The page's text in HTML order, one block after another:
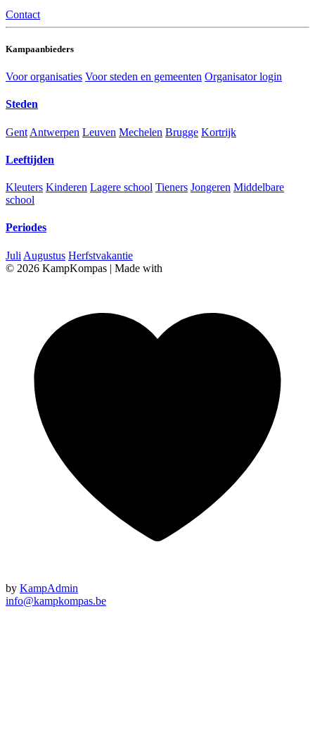
Contact
Kampaanbieders
Voor organisaties Voor steden en gemeenten Organisator login
Steden
Gent Antwerpen Leuven Mechelen Brugge Kortrijk
Leeftijden
Kleuters Kinderen Lagere school Tieners Jongeren Middelbare
school
Periodes
Juli Augustus Herfstvakantie
© 2026 KampKompas | Made with
by KampAdmin
info@kampkompas.be